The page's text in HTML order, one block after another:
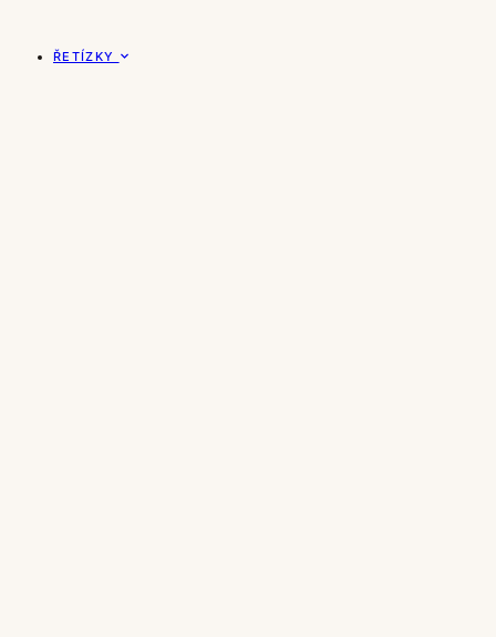
ŘETÍZKY